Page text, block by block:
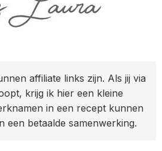
affiliate links zijn. Als jij via
krijg ik hier een kleine
in een recept kunnen
een betaalde samenwerking.